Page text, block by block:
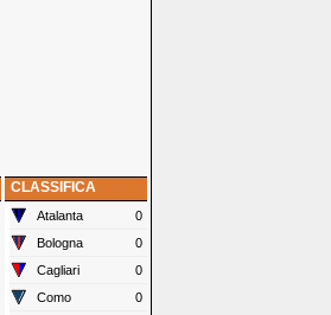
CLASSIFICA
Atalanta
0
Bologna
0
Cagliari
0
Como
0